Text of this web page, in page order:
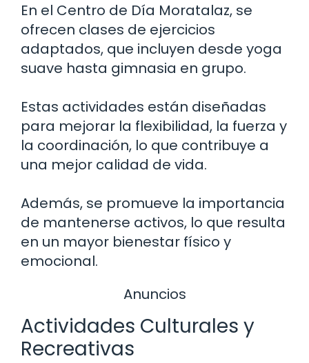
En el Centro de Día Moratalaz, se
ofrecen clases de ejercicios
adaptados, que incluyen desde yoga
suave hasta gimnasia en grupo.
Estas actividades están diseñadas
para mejorar la flexibilidad, la fuerza y
la coordinación, lo que contribuye a
una mejor calidad de vida.
Además, se promueve la importancia
de mantenerse activos, lo que resulta
en un mayor bienestar físico y
emocional.
Anuncios
Actividades Culturales y
Recreativas